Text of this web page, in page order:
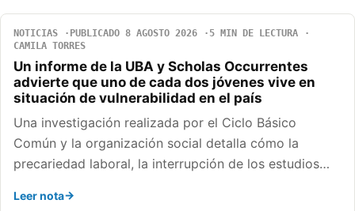
NOTICIAS PUBLICADO 8 AGOSTO 2026
5 MIN DE LECTURA
CAMILA TORRES
Un informe de la UBA y Scholas Occurrentes
advierte que uno de cada dos jóvenes vive en
situación de vulnerabilidad en el país
Una investigación realizada por el Ciclo Básico
Común y la organización social detalla cómo la
precariedad laboral, la interrupción de los estudios…
Leer nota